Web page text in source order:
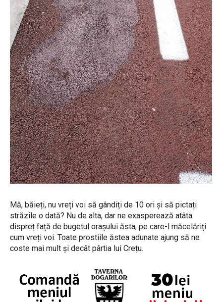
Mă, băieți, nu vreți voi să gândiți de 10 ori și să pictați
străzile o dată? Nu de alta, dar ne exasperează atâta
dispreț față de bugetul orașului ăsta, pe care-l măcelăriți
cum vreți voi. Toate prostiile ăstea adunate ajung să ne
coste mai mult și decât pârtia lui Crețu.